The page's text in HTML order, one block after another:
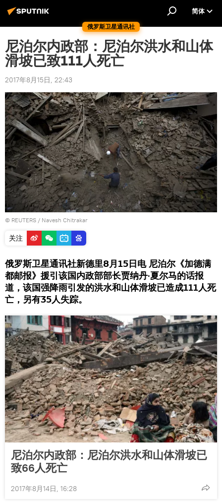
俄罗斯卫星通讯社
简体
尼泊尔内政部：尼泊尔洪水和山体
滑坡已致111人死亡
2017年8月15日, 22:43
© REUTERS / Navesh Chitrakar
关注
俄罗斯卫星通讯社新德里8月15日电 尼泊尔《加德满
都邮报》援引该国内政部部长贾纳丹·夏尔马的话报
道，该国强降雨引发的洪水和山体滑坡已造成111人死
亡，另有35人失踪。
尼泊尔内政部：尼泊尔洪水和山体滑坡已
致66人死亡
2017年8月14日, 16:28